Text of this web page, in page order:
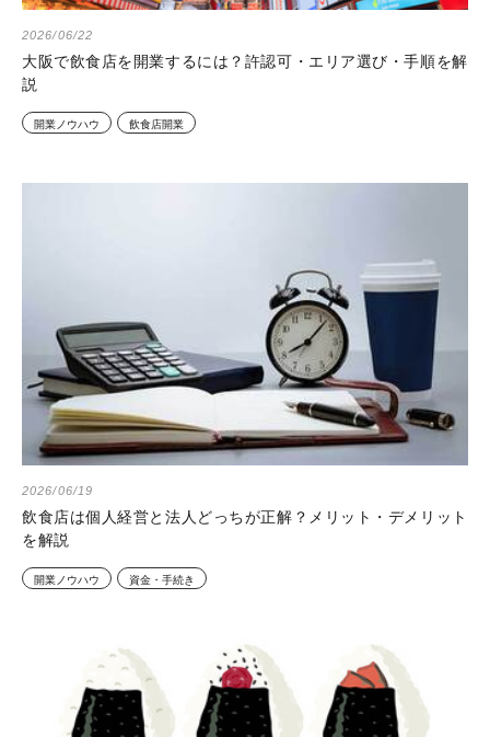
2026/06/22
大阪で飲食店を開業するには？許認可・エリア選び・手順を解
説
開業ノウハウ 飲食店開業
2026/06/19
飲食店は個人経営と法人どっちが正解？メリット・デメリット
を解説
開業ノウハウ 資金・手続き